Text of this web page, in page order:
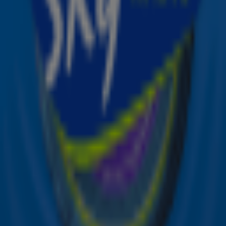
de hoogte van alle leuke winacties en het laatste nieuws
over je favoriete Sky-artiesten.
Meld je aan voor onze wekelijkse nieuwsbrief met daarin
het laatste nieuws en aanbiedingen die wijzelf of in
samenwerking met onze partners organiseren. Je kunt je
op ieder moment afmelden. Zie voor meer informatie de